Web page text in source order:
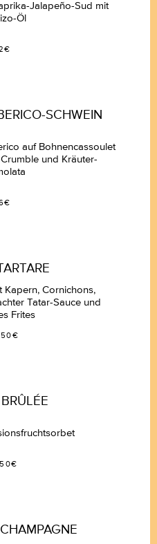
Jalapeño-Sud mit
Öl
SCHWEIN
auf Bohnencassoulet
und Kräuter-
Kapern, Cornichons,
Tatar-Sauce und
Frites